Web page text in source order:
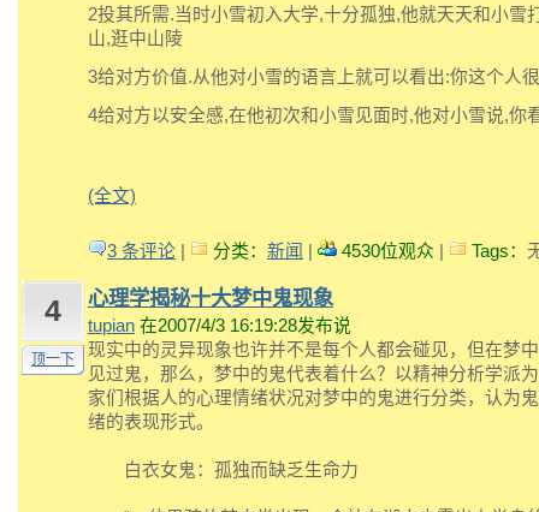
2投其所需.当时小雪初入大学,十分孤独,他就天天和小雪
山,逛中山陵
3给对方价值.从他对小雪的语言上就可以看出:你这个人
4给对方以安全感,在他初次和小雪见面时,他对小雪说,你
(全文)
3 条评论 分类： 新闻 4530位观众 Tags：
4
顶一下
心理学揭秘十大梦中鬼现象
tupian 在2007/4/3 16:19:28发布说
现实中的灵异现象也许并不是每个人都会碰见，但在梦
见过鬼，那么，梦中的鬼代表着什么？以精神分析学派
家们根据人的心理情绪状况对梦中的鬼进行分类，认为
绪的表现形式。
白衣女鬼：孤独而缺乏生命力